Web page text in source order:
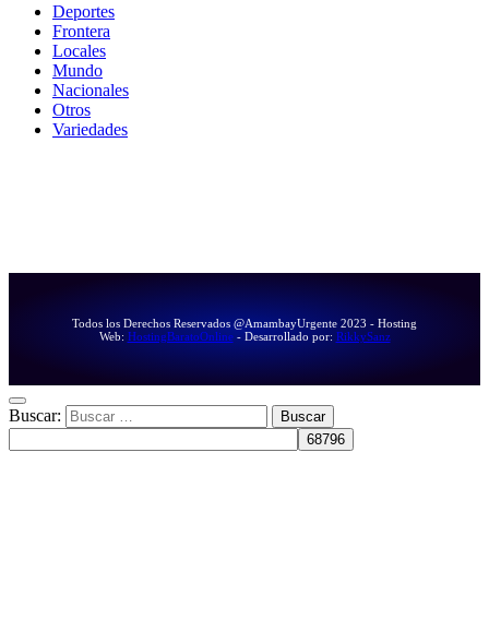
Deportes
Frontera
Locales
Mundo
Nacionales
Otros
Variedades
Todos los Derechos Reservados @AmambayUrgente 2023 - Hosting
Web: HostingBaratoOnline- Desarrollado por: RikkySanz
Buscar: